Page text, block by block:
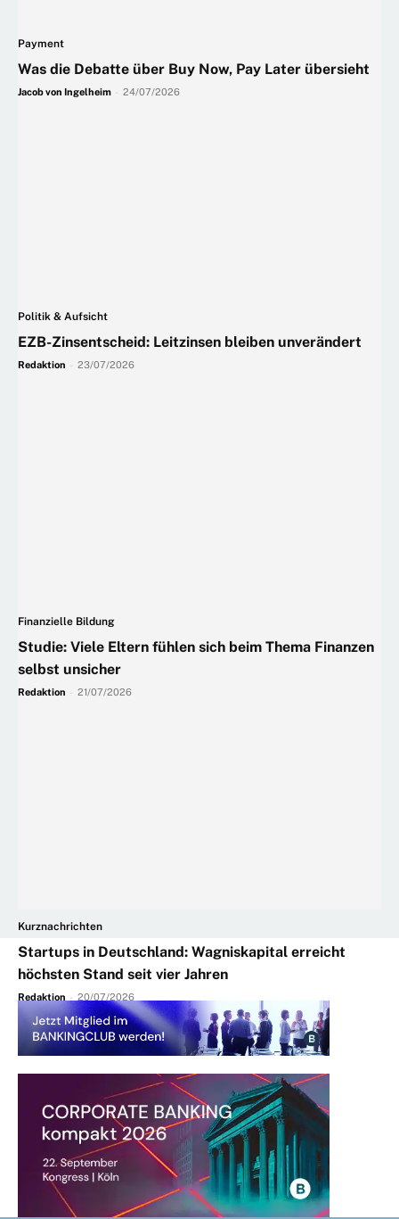
Payment
Was die Debatte über Buy Now, Pay Later übersieht
Jacob von Ingelheim 24/07/2026
Politik & Aufsicht
EZB-Zinsentscheid: Leitzinsen bleiben unverändert
Redaktion 23/07/2026
Finanzielle Bildung
Studie: Viele Eltern fühlen sich beim Thema Finanzen
selbst unsicher
Redaktion 21/07/2026
Kurznachrichten
Startups in Deutschland: Wagniskapital erreicht
höchsten Stand seit vier Jahren
Redaktion - 20/07/2026